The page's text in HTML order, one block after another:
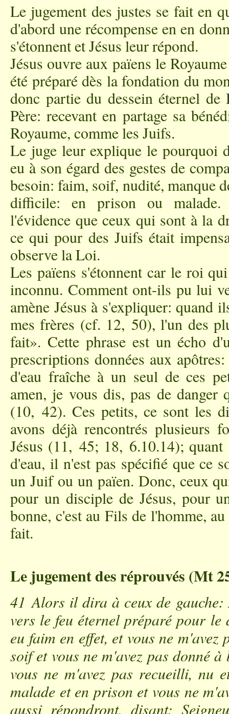
Le jugement des justes se fait en
d'abord une récompense en en
s'étonnent et Jésus leur répond.
Jésus ouvre aux païens le
été préparé dès la fondation du
donc partie du dessein éternel
Père: recevant en partage sa
Royaume, comme les Juifs.
Le juge leur explique le pourquoi
eu à son égard des gestes de
besoin: faim, soif, nudité, manque
difficile: en prison ou malade.
l'évidence que ceux qui sont à la
ce qui pour des Juifs était
observe la Loi.
Les païens s'étonnent car le roi
inconnu. Comment ont-ils pu lui
amène Jésus à s'expliquer: quand
mes frères (cf. 12, 50), l'un des
fait». Cette phrase est un écho
prescriptions données aux
d'eau fraîche à un seul de ces
amen, je vous dis, pas de danger
(10, 42). Ces petits, ce sont les
avons déjà rencontrés plusieurs
Jésus (11, 45; 18, 6.10.14);
d'eau, il n'est pas spécifié que ce
un Juif ou un païen. Donc, ceux
pour un disciple de Jésus, pour
bonne, c'est au Fils de l'homme,
fait.
Le jugement des réprouvés (Mt
41 Alors il dira à ceux de
vers le feu éternel préparé pour le
eu faim en effet, et vous ne
soif et vous ne m'avez pas donné
vous ne m'avez pas recueilli, nu
malade et en prison et vous ne
aussi répondront, disant: